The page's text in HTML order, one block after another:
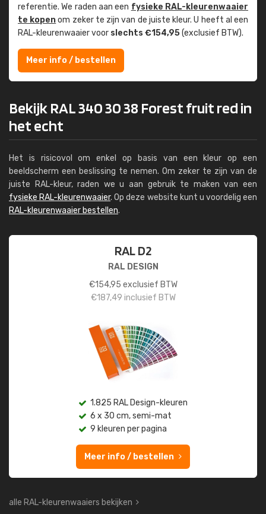
referentie. We raden aan een fysieke RAL-kleuren­waaier
te kopenom zeker te zijn van de juiste kleur. U heeft al een
RAL-kleuren­waaier voor slechts €154,95(exclusief BTW).
Meer info / bestellen
Bekijk RAL 340 30 38 Forest fruit red in
het echt
Het is risicovol om enkel op basis van een kleur op een
beeldscherm een beslissing te nemen. Om zeker te zijn van de
juiste RAL-kleur, raden we u aan gebruik te maken van een
fysieke RAL-kleurenwaaier. Op deze website kunt u voordelig een
RAL-kleurenwaaier bestellen.
RAL D2
RAL DESIGN
€154,95 exclusief BTW
€187,49 inclusief BTW
1.825 RAL Design-kleuren
6 x 30 cm, semi-mat
9 kleuren per pagina
Meer info / bestellen
alle RAL-kleurenwaaiers bekijken